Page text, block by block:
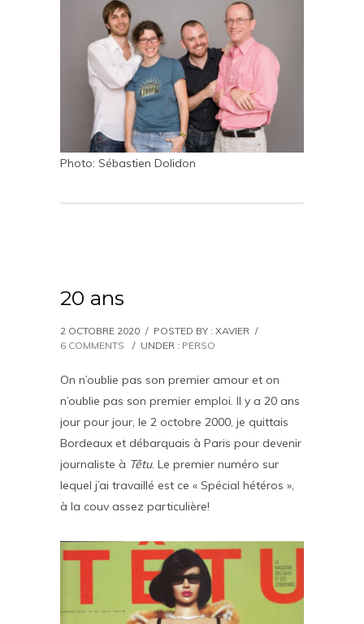
Photo: Sébastien Dolidon
20 ans
2 OCTOBRE 2020 / POSTED BY : XAVIER /
6 COMMENTS
/ UNDER : PERSO
On n’oublie pas son premier amour et on
n’oublie pas son premier emploi. Il y a 20 ans
jour pour jour, le 2 octobre 2000, je quittais
Bordeaux et débarquais à Paris pour devenir
journaliste à Têtu. Le premier numéro sur
lequel j’ai travaillé est ce « Spécial hétéros »,
à la couv assez particulière!